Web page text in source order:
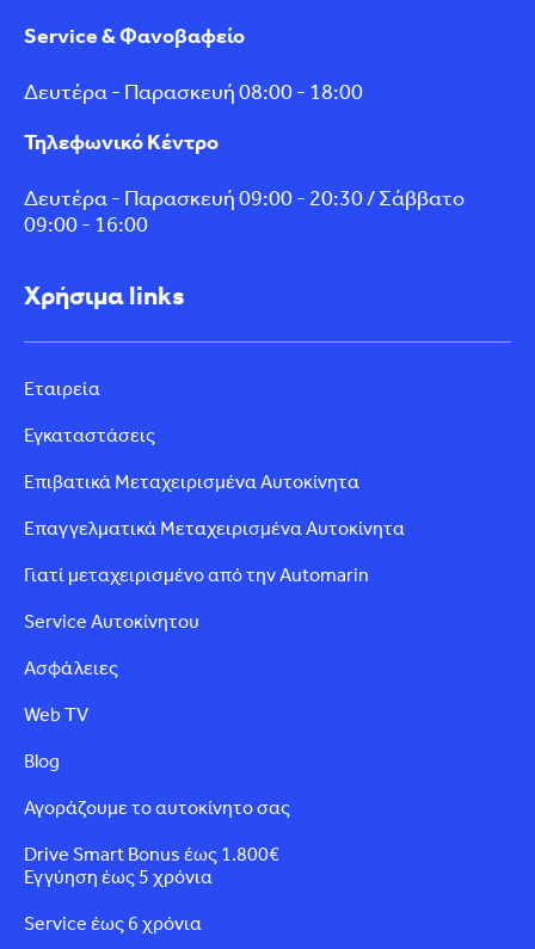
Service & Φανοβαφείο
Δευτέρα - Παρασκευή 08:00 - 18:00
Τηλεφωνικό Κέντρο
Δευτέρα - Παρασκευή 09:00 - 20:30 / Σάββατο
09:00 - 16:00
Χρήσιμα links
Εταιρεία
Εγκαταστάσεις
Επιβατικά Μεταχειρισμένα Αυτοκίνητα
Επαγγελματικά Μεταχειρισμένα Αυτοκίνητα
Γιατί μεταχειρισμένο από την Automarin
Service Αυτοκίνητου
Ασφάλειες
Web TV
Blog
Αγοράζουμε το αυτοκίνητο σας
Drive Smart Bonus έως 1.800€
Εγγύηση έως 5 χρόνια
Service έως 6 χρόνια